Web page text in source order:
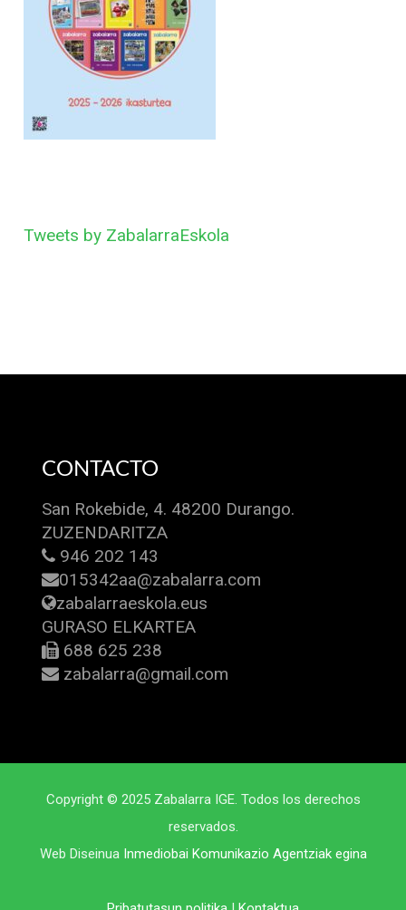
Tweets by ZabalarraEskola
CONTACTO
San Rokebide, 4. 48200 Durango.
ZUZENDARITZA
946 202 143
015342aa@zabalarra.com
zabalarraeskola.eus
GURASO ELKARTEA
688 625 238
zabalarra@gmail.com
Copyright © 2025 Zabalarra IGE. Todos los derechos
reservados.
Web Diseinua Inmediobai Komunikazio Agentziak egina